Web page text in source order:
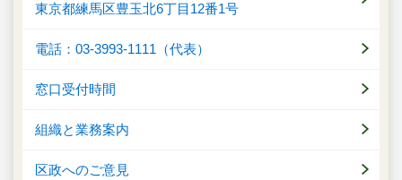
東京都練馬区豊玉北6丁目12番1号
電話：03-3993-1111（代表）
窓口受付時間
組織と業務案内
区政へのご意見